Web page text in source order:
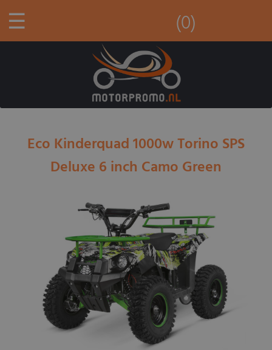
☰ (0)
Eco Kinderquad 1000w Torino SPS
Deluxe 6 inch Camo Green